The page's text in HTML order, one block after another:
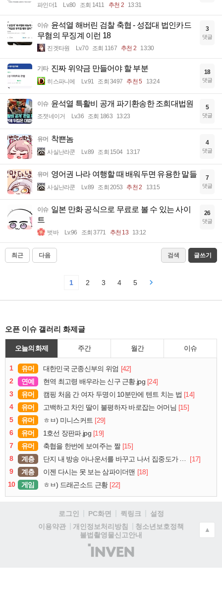
파인더1 Lv.80 조회 1411 추천 2 13:31
이슈 윤석열 해버린 검찰 축협 - 성접대 법인카드
무혐의 무징계 이런 18
진겟타원 Lv.70 조회 1167 추천 2 13:30
3
댓글
기타 진짜 위약금 만들어야 할 부분
히스파니에 Lv.91 조회 3497 추천 5 13:24
18
댓글
이슈 윤석열 특활비 공개 파기환송한 조희대법원
조졋네이거 Lv.36 조회 1863 13:23
5
댓글
유머 착쁜놈
사실난라쿤 Lv.89 조회 1504 13:17
4
댓글
유머 영어권 나라 여행할 때 배워두면 유용한 말들
사실난라쿤 Lv.89 조회 2053 추천 2 13:15
7
댓글
이슈 일본 만화 공식으로 무료로 볼 수 있는 사이
트
벗바 Lv.96 조회 3771 추천 13 13:12
26
댓글
최근 다음 검색 글쓰기
1 2 3 4 5
오픈 이슈 갤러리 화제글
오늘의 화제 주간 월간 이슈
1 유머 대한민국 군종신부의 위엄 [42]
2
연예 현역 최고령 배우라는 신구 근황.jpg [24]
3
유머 캠핑 처음 간 여자 두명이 10분만에 텐트 치는 법 [14]
4
유머 고백하고 차인 딸이 불평하자 바로잡는 어머님 [15]
5
유머 ㅎㅂ) 미니스커트 [29]
6
유머 1호선 장판파.jpg [19]
7
유머 축협을 한번에 보여주는 짤 [15]
8
계층 단지 내 방송 아나운서를 바꾸고 나서 집중도가 확 올라갔다는 한 아파트의 안내방송
[17]
9
계층 이젠 다시는 못 보는 삼파이더맨 [18]
10
게임 ㅎㅂ) 드래곤소드 근황 [22]
로그인 PC화면 퀵링크
설정
이용약관
개인정보처리방침
청소년보호정책
불법촬영물신고안내
(주)
인
▲